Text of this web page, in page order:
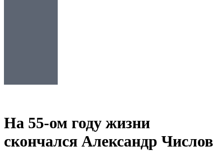
На 55-ом году жизни
скончался Александр Числов